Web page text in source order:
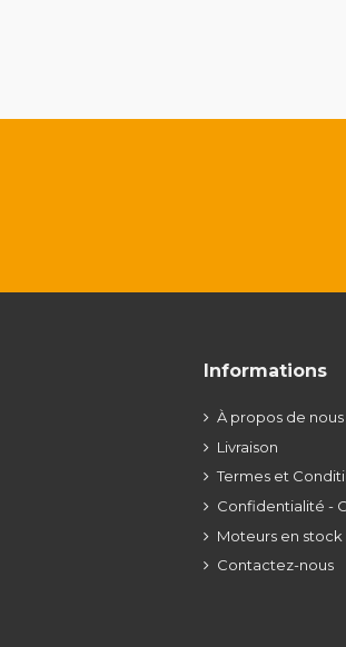
Informations
À propos de nous
Livraison
Termes et
Confidentialité -
Moteurs en stock
Contactez-nous